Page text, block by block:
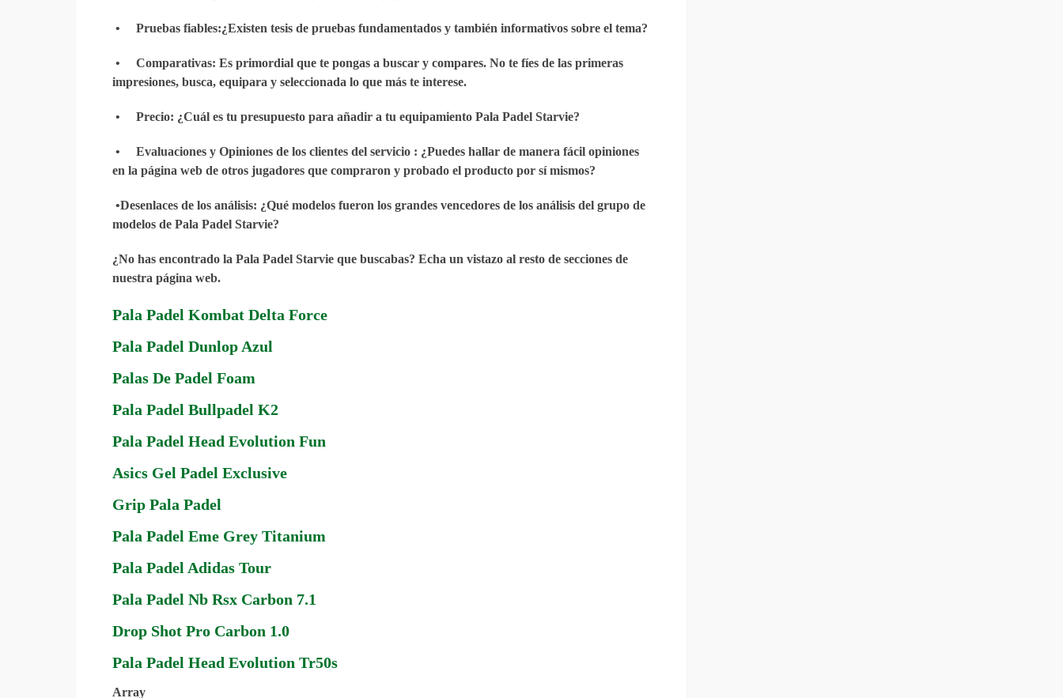
• Pruebas fiables:¿Existen tesis de pruebas fundamentados y también informativos sobre el tema?
• Comparativas: Es primordial que te pongas a buscar y compares. No te fíes de las primeras
impresiones, busca, equipara y seleccionada lo que más te interese.
• Precio: ¿Cuál es tu presupuesto para añadir a tu equipamiento Pala Padel Starvie?
• Evaluaciones y Opiniones de los clientes del servicio : ¿Puedes hallar de manera fácil opiniones
en la página web de otros jugadores que compraron y probado el producto por sí mismos?
•Desenlaces de los análisis: ¿Qué modelos fueron los grandes vencedores de los análisis del grupo de
modelos de Pala Padel Starvie?
¿No has encontrado la Pala Padel Starvie que buscabas? Echa un vistazo al resto de secciones de
nuestra página web.
Pala Padel Kombat Delta Force
Pala Padel Dunlop Azul
Palas De Padel Foam
Pala Padel Bullpadel K2
Pala Padel Head Evolution Fun
Asics Gel Padel Exclusive
Grip Pala Padel
Pala Padel Eme Grey Titanium
Pala Padel Adidas Tour
Pala Padel Nb Rsx Carbon 7.1
Drop Shot Pro Carbon 1.0
Pala Padel Head Evolution Tr50s
Array